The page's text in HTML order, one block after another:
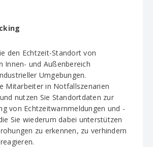
den Echtzeit-Standort von
Innen- und Außenbereich
Umgebungen.
Mitarbeiter in Notfallszenarien
nutzen Sie Standortdaten zur
von Echtzeitwarnmeldungen und -
Sie wiederum dabei unterstützen
zu erkennen, zu verhindern